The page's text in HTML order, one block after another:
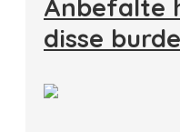
Anbefalte
disse